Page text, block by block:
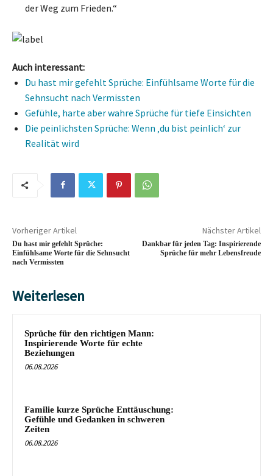
der Weg zum Frieden.“
Auch interessant:
Du hast mir gefehlt Sprüche: Einfühlsame Worte für die
Sehnsucht nach Vermissten
Gefühle, harte aber wahre Sprüche für tiefe Einsichten
Die peinlichsten Sprüche: Wenn ‚du bist peinlich‘ zur
Realität wird
Vorheriger Artikel
Du hast mir gefehlt Sprüche:
Einfühlsame Worte für die Sehnsucht
nach Vermissten
Nächster Artikel
Dankbar für jeden Tag: Inspirierende
Sprüche für mehr Lebensfreude
Weiterlesen
Sprüche für den richtigen Mann:
Inspirierende Worte für echte
Beziehungen
06.08.2026
Familie kurze Sprüche Enttäuschung:
Gefühle und Gedanken in schweren
Zeiten
06.08.2026